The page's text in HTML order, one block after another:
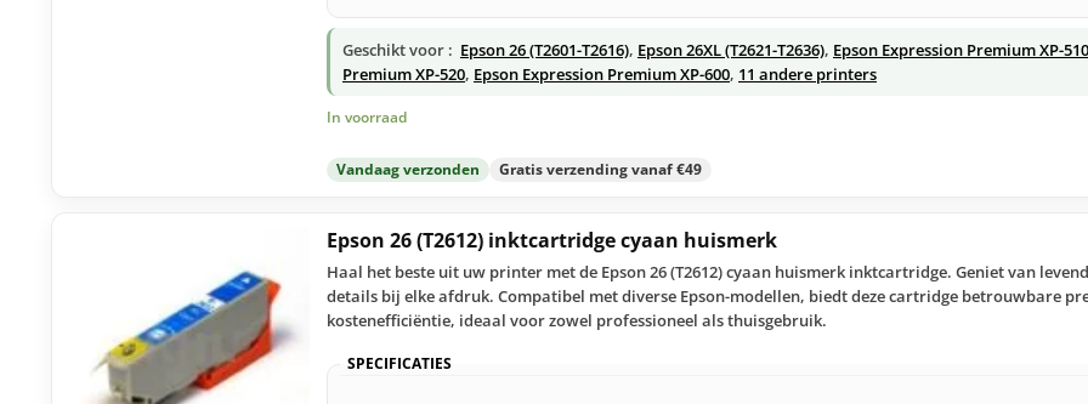
Geschikt voor : Epson 26 (T2601-T2616), Epson 26XL (T2621-T2636), Epson Expression Premium XP-510
Premium XP-520, Epson Expression Premium XP-600, 11 andere printers
In voorraad
Vandaag verzonden Gratis verzending vanaf €49
Epson 26 (T2612) inktcartridge cyaan huismerk
Haal het beste uit uw printer met de Epson 26 (T2612) cyaan huismerk inktcartridge. Geniet van
details bij elke afdruk. Compatibel met diverse Epson-modellen, biedt deze cartridge betrouwbare
kostenefficiëntie, ideaal voor zowel professioneel als thuisgebruik.
SPECIFICATIES